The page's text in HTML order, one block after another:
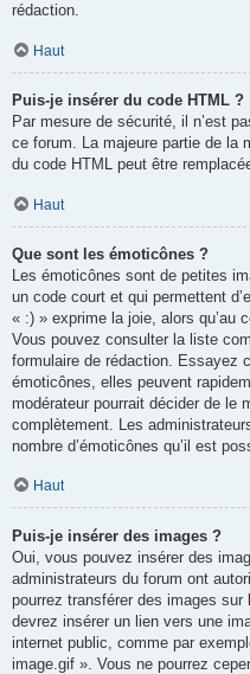
rédaction.
Haut
Puis-je insérer du code HTML ?
Par mesure de sécurité, il n’est
ce forum. La majeure partie de la
du code HTML peut être
Haut
Que sont les émoticônes ?
Les émoticônes sont de petites
un code court et qui permettent
« :) » exprime la joie, alors qu’au
Vous pouvez consulter la liste
formulaire de rédaction. Essayez
émoticônes, elles peuvent
modérateur pourrait décider de le
complètement. Les
nombre d’émoticônes qu’il est
Haut
Puis-je insérer des images ?
Oui, vous pouvez insérer des
administrateurs du forum ont
pourrez transférer des images
devrez insérer un lien vers une
internet public, comme par
image.gif ». Vous ne pourrez